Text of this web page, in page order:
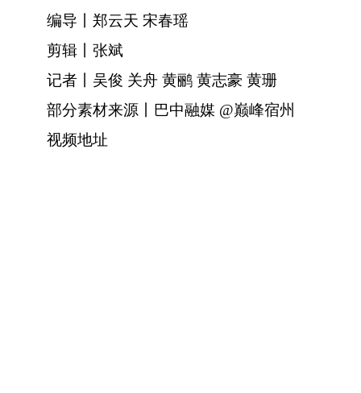
编导丨郑云天 宋春瑶
剪辑丨张斌
记者丨吴俊 关舟 黄鹂 黄志豪 黄珊
部分素材来源丨巴中融媒 @巅峰宿州
视频地址